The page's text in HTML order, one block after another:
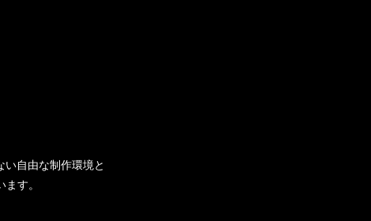
自由な制作環境と
す。